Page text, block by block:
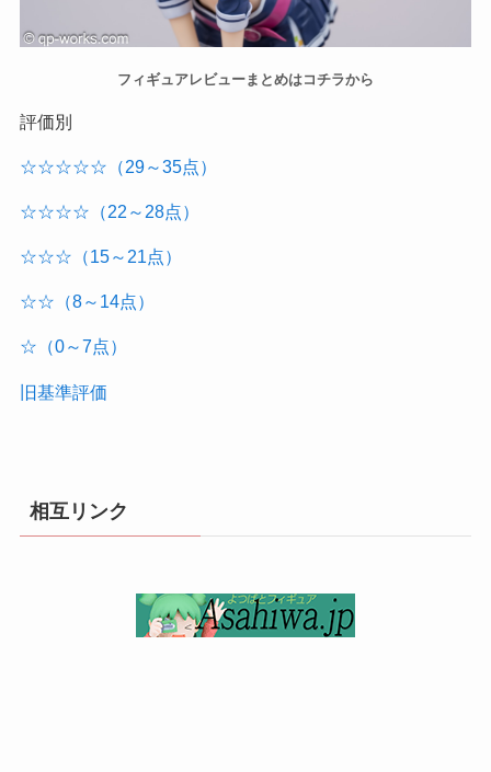
フィギュアレビューまとめはコチラから
評価別
☆☆☆☆☆（29～35点）
☆☆☆☆（22～28点）
☆☆☆（15～21点）
☆☆（8～14点）
☆（0～7点）
旧基準評価
相互リンク